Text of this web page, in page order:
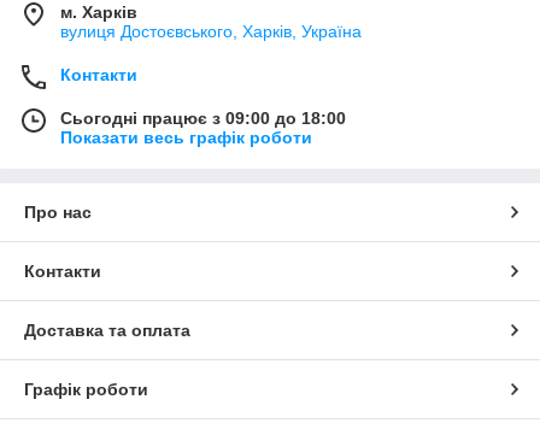
м. Харків
вулиця Достоєвського, Харків, Україна
Контакти
Сьогодні працює з 09:00 до 18:00
Показати весь графік роботи
Про нас
Контакти
Доставка та оплата
Графік роботи